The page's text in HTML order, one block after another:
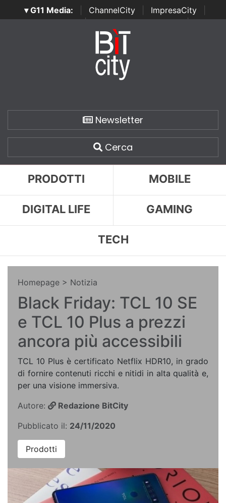
▾ G11 Media: ChannelCity ImpresaCity
SecurityOpenLab | Italian Channel Awards | Italian
Italian Security Awards
Newsletter
Cerca
PRODOTTI MOBILE
DIGITAL LIFE GAMING
TECH
Homepage > Notizia
Black Friday: TCL 10 SE
e TCL 10 Plus a prezzi
ancora più accessibili
TCL 10 Plus è certificato Netflix HDR10, in grado
di fornire contenuti ricchi e nitidi in alta qualità e,
per una visione immersiva.
Autore:
Redazione BitCity
Pubblicato il: 24/11/2020
Prodotti